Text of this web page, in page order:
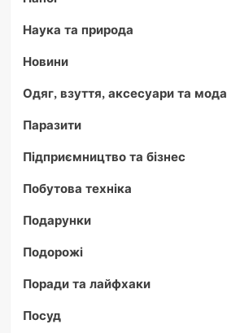
Наука та природа
Новини
Одяг, взуття, аксесуари та мода
Паразити
Підприємництво та бізнес
Побутова техніка
Подарунки
Подорожі
Поради та лайфхаки
Посуд